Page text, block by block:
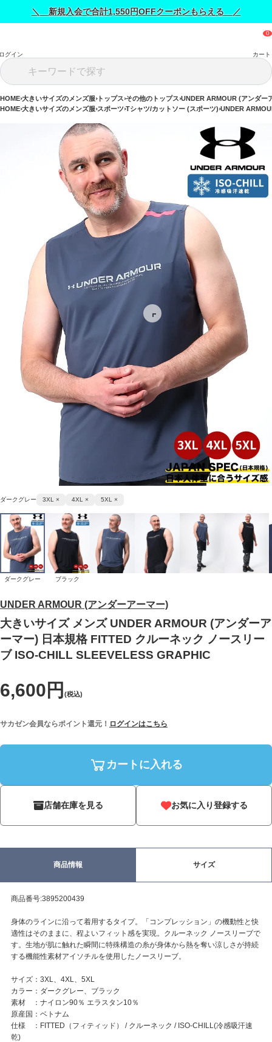
＼ 新規入会で合計1,550円OFFクーポンもらえる ／
グイン カート
HOME 大きいサイズのメンズ服 トップス その他のトップス UNDER ARMOUR (アンダー
HOME 大きいサイズのメンズ服 スポーツ Tシャツ/カットソー (スポーツ) UNDER
UNDER ARMOUR (アンダーアーマー)
大きいサイズ メンズ UNDER ARMOUR (アンダーア
ーマー) 日本規格 FITTED クルーネック ノースリー
ブ ISO-CHILL SLEEVELESS GRAPHIC
6,600円 (税込)
サカゼン会員ならポイント還元！ ログインはこちら
カートに入れる
店舗在庫を見る お気に入り登録する
ダークグレー 3XL × 4XL × 5XL ×
ダークグレー ブラック
商品情報 サイズ
商品番号:3895200439
身体のラインに沿って着用するタイプ。「コンプレッション」の機動性と快
適性はそのままに、程よいフィット感を実現。クルーネック ノースリーブで
す。生地が肌に触れた瞬間に特殊構造の糸が身体から熱を奪い涼しさが持続
する機能性素材アイソチルを使用したノースリーブ。
サイズ：3XL、4XL、5XL
カラー：ダークグレー、ブラック
素材 ：ナイロン90％ エラスタン10％
原産国：ベトナム
仕様 ：FITTED（フィティッド） / クルーネック / ISO-CHILL(冷感吸汗速
乾)